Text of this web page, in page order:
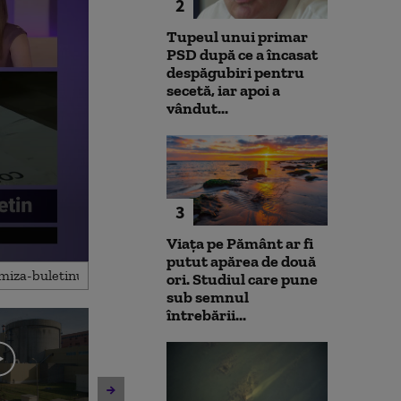
2
Tupeul unui primar
PSD după ce a încasat
despăgubiri pentru
secetă, iar apoi a
vândut...
3
Viața pe Pământ ar fi
putut apărea de două
ori. Studiul care pune
sub semnul
întrebării...